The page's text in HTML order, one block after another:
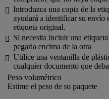
 Introduzca una copia de la
ayudará a identificar su envío
etiqueta original.

Si necesita incluir una
pegarla encima de la otra
 Utilice una ventanilla de
cualquier documento que
Peso volumétrico
Estime el peso de su paquete